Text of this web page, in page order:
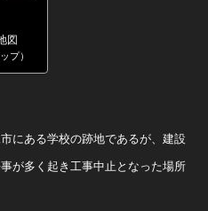
図
プ）
にある学校の跡地であるが、建設
が多く起き工事中止となった場所